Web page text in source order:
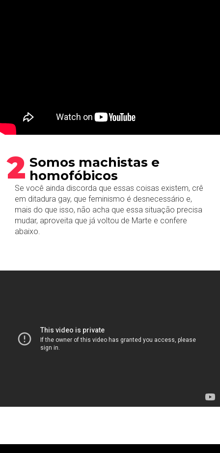
2 Somos machistas e
homofóbicos
Se você ainda discorda que essas coisas existem, crê
em ditadura gay, que feminismo é desnecessário e,
mais do que isso, não acha que essa situação precisa
mudar, aproveita que já voltou de Marte e confere
abaixo.